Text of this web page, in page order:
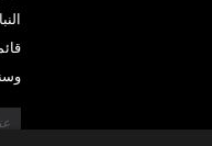
الغذائية وصناعات الأغذية
ونحن راسخون جدًا. خبرتنا